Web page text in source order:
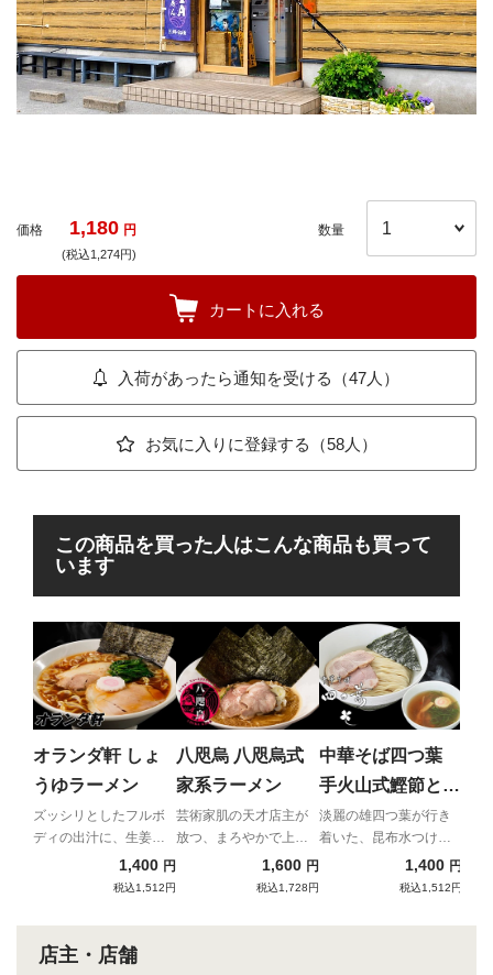
価格 1,180 円
(税込1,274円)
数量
カートに入れる
入荷があったら通知を受ける（47人）
お気に入りに登録する（58人）
この商品を買った人はこんな商品も買って
います
オランダ軒 しょ
うゆラーメン
ズッシリとしたフルボ
ディの出汁に、生姜香
る仰天の一杯！1,400 円
税込1,512円
八咫烏 八咫烏式
家系ラーメン
芸術家肌の天才店主が
放つ、まろやかで上品
なハイクオリティ家
1,600 円
税込1,728円
中華そば四つ葉
手火山式鰹節と伊
吹いりこの昆布水
つけそば（塩）
淡麗の雄四つ葉が行き
着いた、昆布水つけめ
1,400 円
税込1,512円
店主・店舗